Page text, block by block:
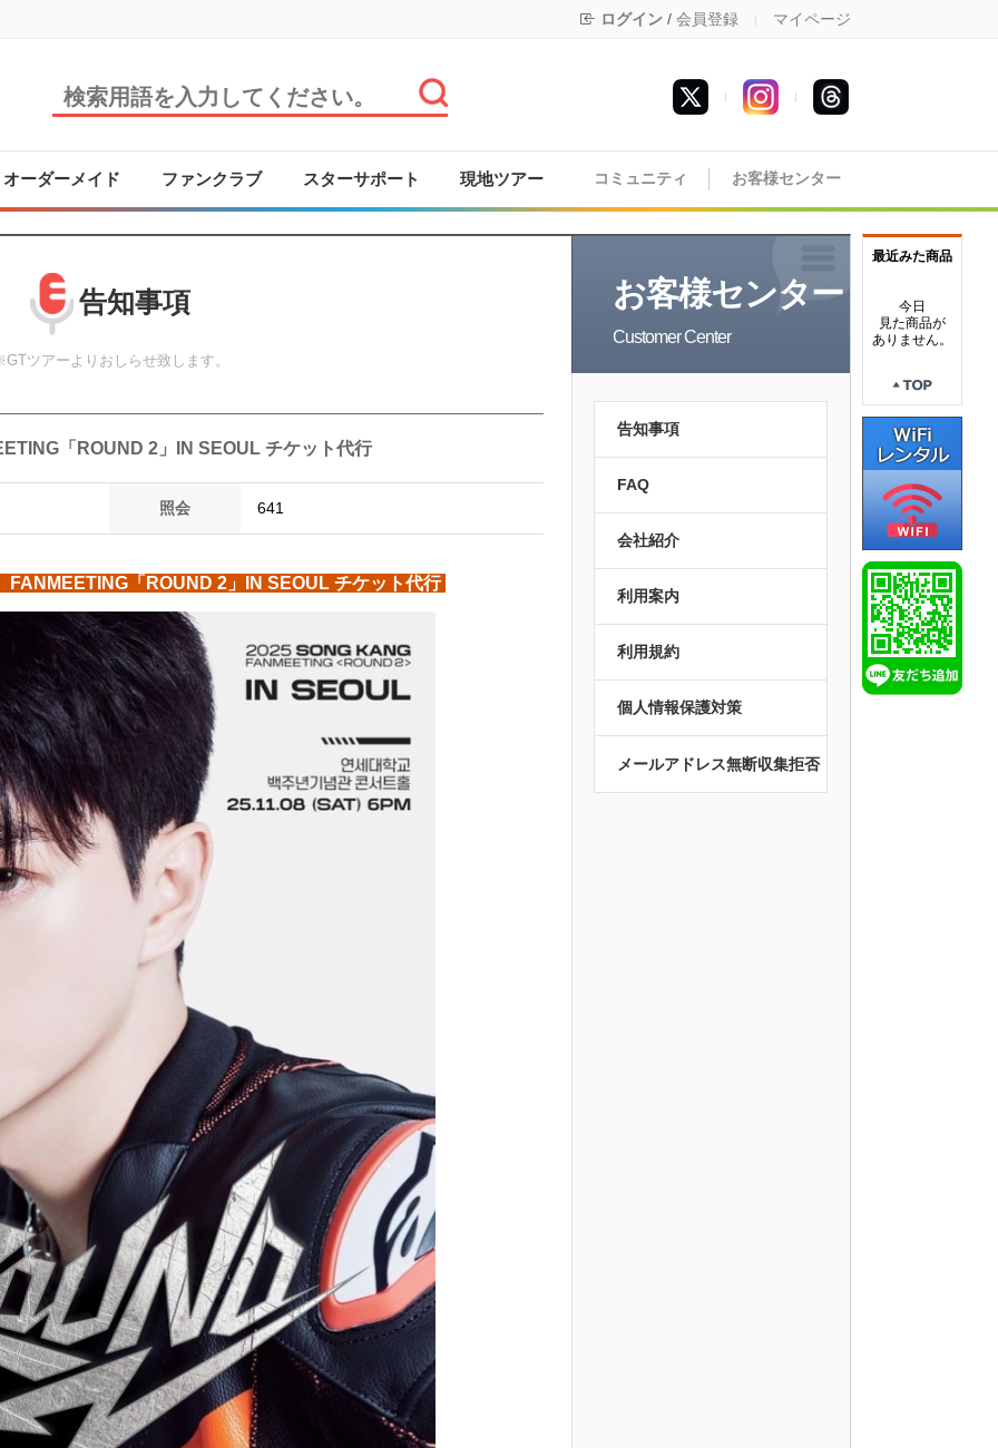
最近みた商品
今日
見た商品が
ありません。
ログイン / 会員登録 | マイページ
|
|
オーダーメイド ファンクラブ スターサポート 現地ツアー コミュニティ お客様センター
告知事項
ツアーよりおしらせ致します。
「ROUND 2」IN SEOUL チケット代行
照会 641
「ROUND 2」IN SEOUL チケット代行
お客様センター
Customer Center
告知事項
FAQ
会社紹介
利用案内
利用規約
個人情報保護対策
メールアドレス無断収集拒否